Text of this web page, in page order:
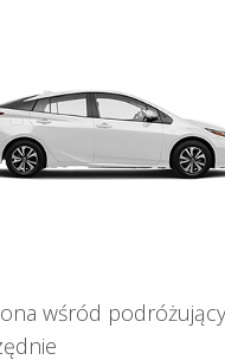
wśród